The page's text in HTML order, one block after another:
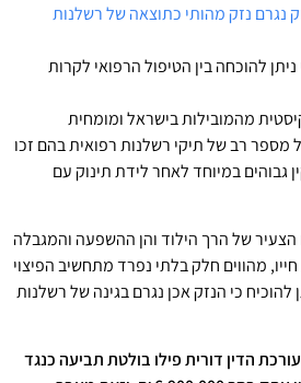
נגרם נזק מהותי כתוצאה של רשלנות
להוכחה בין הטיפול הרפואי לקרות
מהמובילות בישראל ומומחית
מספר רב של תיקי רשלנות רפואית בהם זכו
גבוהים במיוחד לאחר לידת תינוק עם
הצעיר של הרך הילוד והן ההשפעה והמגבלה
מהווים חלק בלתי נפרד מתחשיב הפיצוי
להוכיח כי הנזק אכן נגרם בגינה של רשלנות
הדין דורית פילו בולטת תביעה כנגד